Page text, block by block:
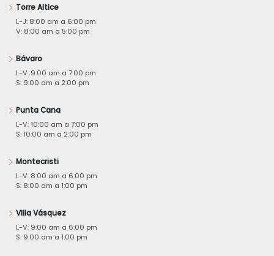
Torre Altice
L-J: 8:00 am a 6:00 pm
V: 8:00 am a 5:00 pm
Bávaro
L-V: 9:00 am a 7:00 pm
S: 9:00 am a 2:00 pm
Punta Cana
L-V: 10:00 am a 7:00 pm
S: 10:00 am a 2:00 pm
Montecristi
L-V: 8:00 am a 6:00 pm
S: 8:00 am a 1:00 pm
Villa Vásquez
L-V: 9:00 am a 6:00 pm
S: 9:00 am a 1:00 pm